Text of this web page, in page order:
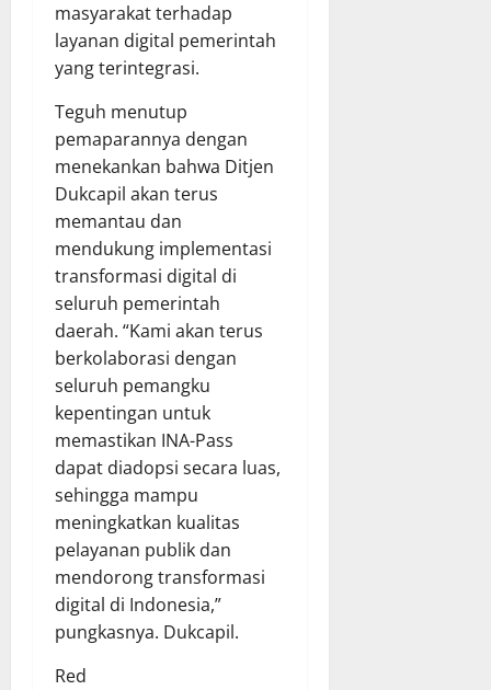
masyarakat terhadap
layanan digital pemerintah
yang terintegrasi.
Teguh menutup
pemaparannya dengan
menekankan bahwa Ditjen
Dukcapil akan terus
memantau dan
mendukung implementasi
transformasi digital di
seluruh pemerintah
daerah. “Kami akan terus
berkolaborasi dengan
seluruh pemangku
kepentingan untuk
memastikan INA-Pass
dapat diadopsi secara luas,
sehingga mampu
meningkatkan kualitas
pelayanan publik dan
mendorong transformasi
digital di Indonesia,”
pungkasnya​. Dukcapil.
Red